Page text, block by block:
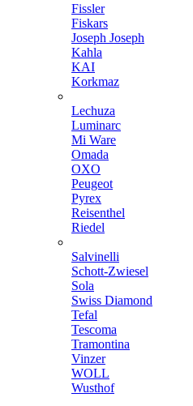
Fissler
Fiskars
Joseph Joseph
Kahla
KAI
Korkmaz
Lechuza
Luminarc
Mi Ware
Omada
OXO
Peugeot
Pyrex
Reisenthel
Riedel
Salvinelli
Schott-Zwiesel
Sola
Swiss Diamond
Tefal
Tescoma
Tramontina
Vinzer
WOLL
Wusthof